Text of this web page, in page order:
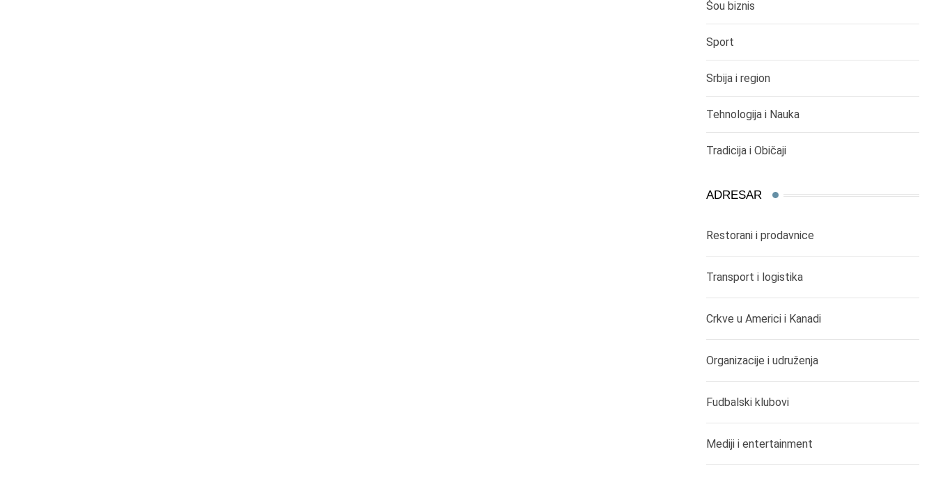
Šou biznis
Sport
Srbija i region
Tehnologija i Nauka
Tradicija i Običaji
ADRESAR
Restorani i prodavnice
Transport i logistika
Crkve u Americi i Kanadi
Organizacije i udruženja
Fudbalski klubovi
Mediji i entertainment